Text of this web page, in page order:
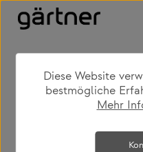
Zum Hauptinhalt springen
shop produkte
couch- & beistelltische
Bildergalerie
Diese Website
bestmögliche
Mehr